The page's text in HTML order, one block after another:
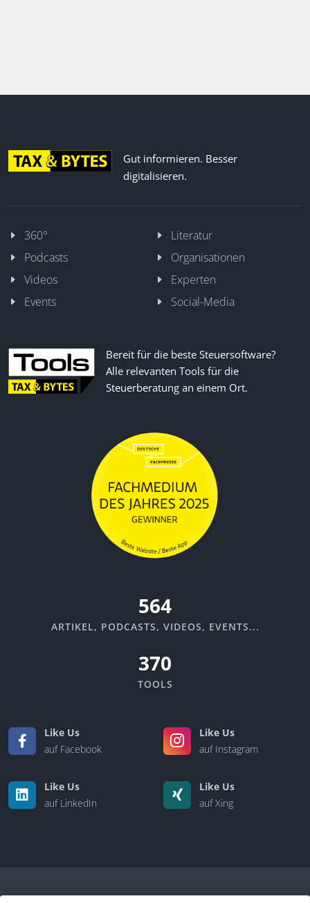
Gut informieren. Besser
digitalisieren.
360°
Literatur
Podcasts
Organisationen
Videos
Experten
Events
Social-Media
Bereit für die beste Steuersoftware?
Alle relevanten Tools für die
Steuerberatung an einem Ort.
670
ARTIKEL, PODCASTS, VIDEOS, EVENTS...
370
TOOLS
Like Us
auf Facebook
Like Us
auf Instagram
Like Us
auf LinkedIn
Like Us
auf Xing